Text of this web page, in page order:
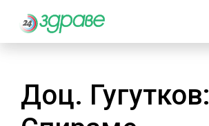
Доц. Гугутков: